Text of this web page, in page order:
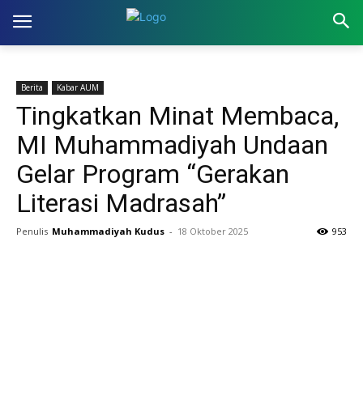
Berita Kabar AUM
Tingkatkan Minat Membaca,
MI Muhammadiyah Undaan
Gelar Program “Gerakan
Literasi Madrasah”
Penulis Muhammadiyah Kudus - 18 Oktober 2025 953